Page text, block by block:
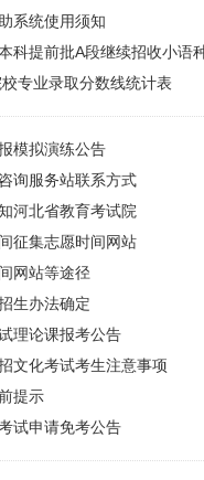
系统使用须知
科提前批A段继续招收小语
专业录取分数线统计表
模拟演练公告
询服务站联系方式
河北省教育考试院
征集志愿时间网站
网站等途径
生办法确定
理论课报考公告
文化考试考生注意事项
提示
试申请免考公告